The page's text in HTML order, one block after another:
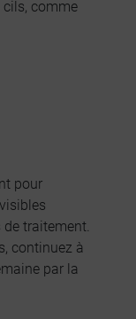
cils, comme
pour
traitement.
continuez à
par la